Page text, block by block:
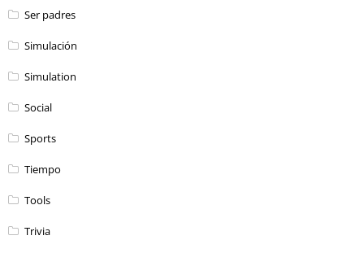
Ser padres
Simulación
Simulation
Social
Sports
Tiempo
Tools
Trivia